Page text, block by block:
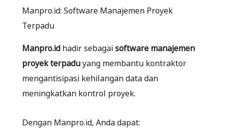
Manpro.id: Software Manajemen Proyek
Terpadu
Manpro.idhadir sebagaisoftware manajemen
proyek terpaduyang membantu kontraktor
mengantisipasi kehilangan data dan
meningkatkan kontrol proyek.
Dengan Manpro.id, Anda dapat: